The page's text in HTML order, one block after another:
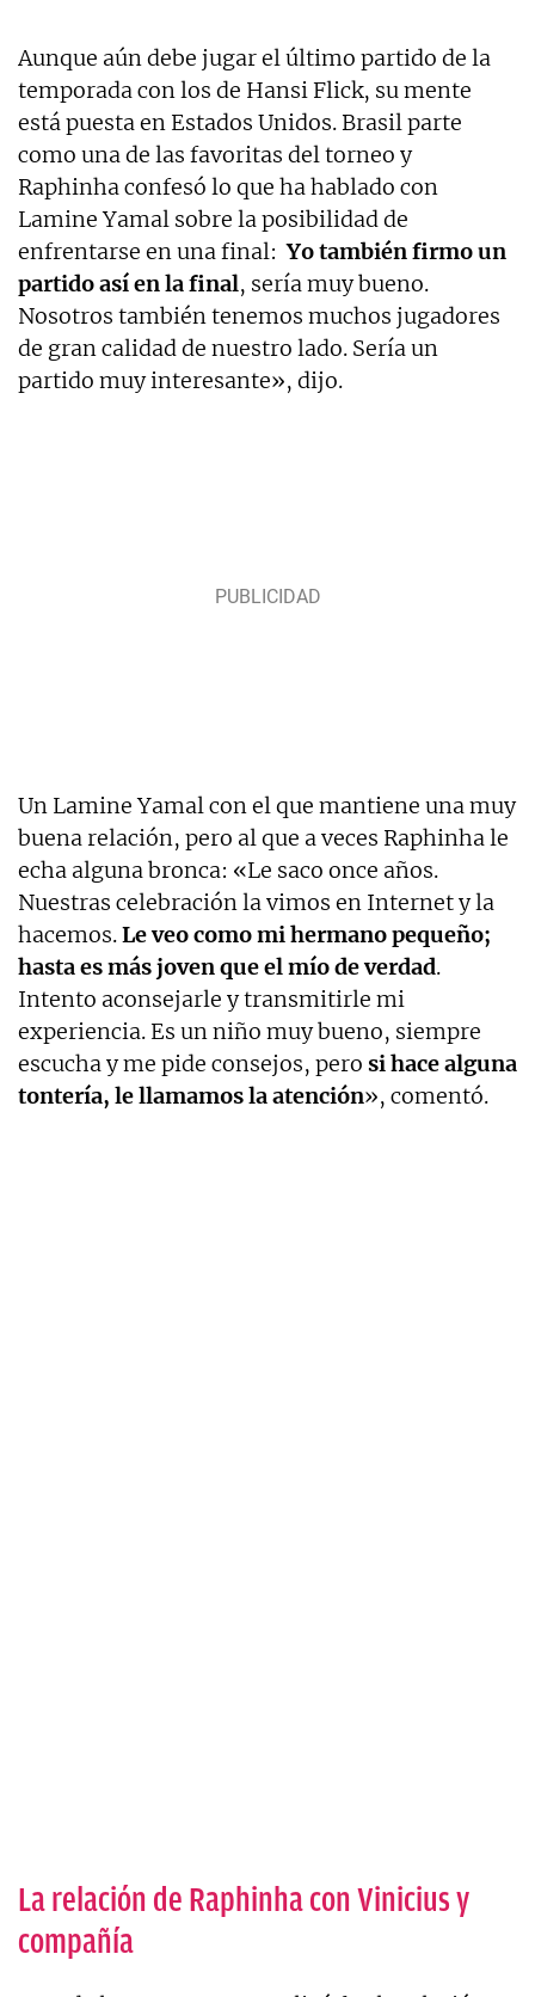
Aunque aún debe jugar el último partido de la
temporada con los de Hansi Flick, su mente
está puesta en Estados Unidos. Brasil parte
como una de las favoritas del torneo y
Raphinha confesó lo que ha hablado con
Lamine Yamal sobre la posibilidad de
enfrentarse en una final: Yo también firmo un
partido así en la final, sería muy bueno.
Nosotros también tenemos muchos jugadores
de gran calidad de nuestro lado. Sería un
partido muy interesante», dijo.
Un Lamine Yamal con el que mantiene una muy
buena relación, pero al que a veces Raphinha le
echa alguna bronca: «Le saco once años.
Nuestras celebración la vimos en Internet y la
hacemos.Le veo como mi hermano pequeño;
hasta es más joven que el mío de verdad.
Intento aconsejarle y transmitirle mi
experiencia. Es un niño muy bueno, siempre
escucha y me pide consejos, pero si hace alguna
tontería, le llamamos la atención», comentó.
La relación de Raphinha con Vinicius y
compañía